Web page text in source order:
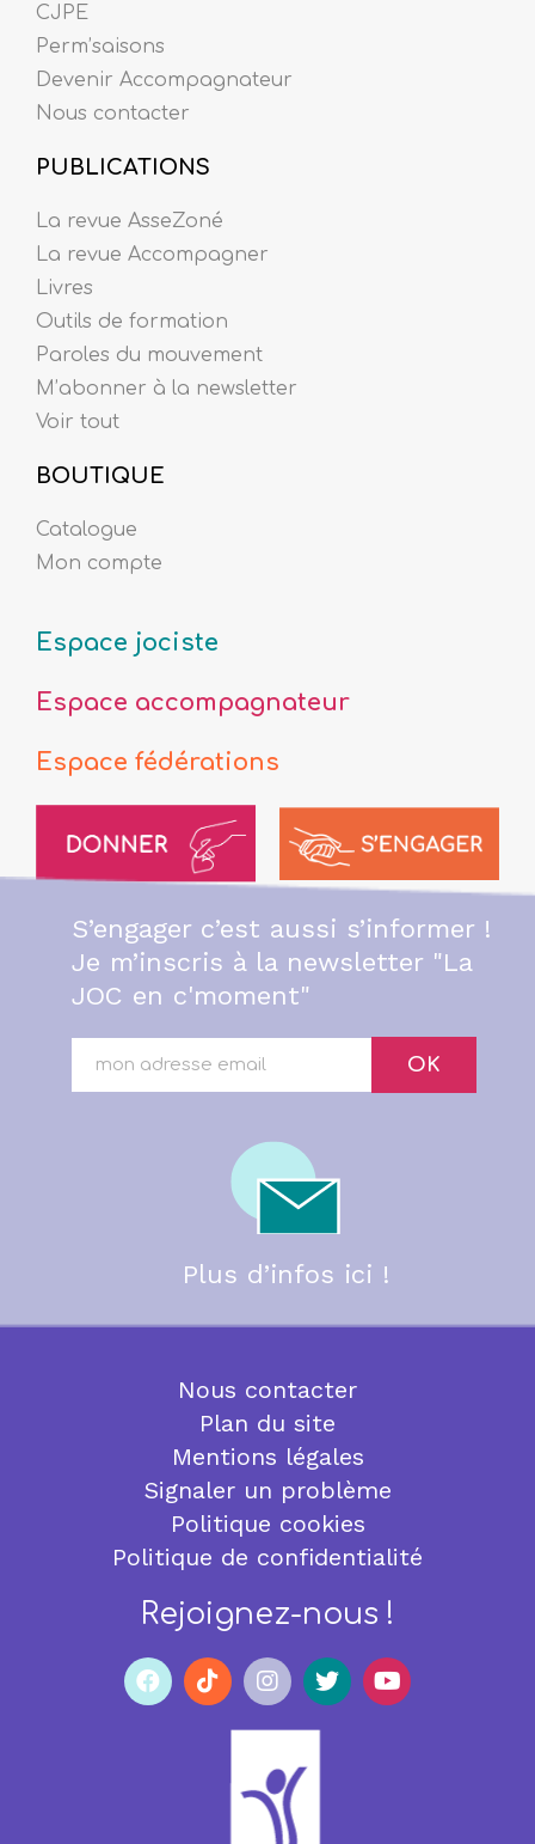
CJPE
Perm’saisons
Devenir Accompagnateur
Nous contacter
PUBLICATIONS
La revue AsseZoné
La revue Accompagner
Livres
Outils de formation
Paroles du mouvement
M’abonner à la newsletter
Voir tout
BOUTIQUE
Catalogue
Mon compte
Espace jociste
Espace accompagnateur
Espace fédérations
S’engager c’est aussi s’informer !
Je m’inscris à la newsletter "La
JOC en c'moment"
OK
Plus d’infos ici !
Nous contacter
Plan du site
Mentions légales
Signaler un problème
Politique cookies
Politique de confidentialité
Rejoignez-nous !